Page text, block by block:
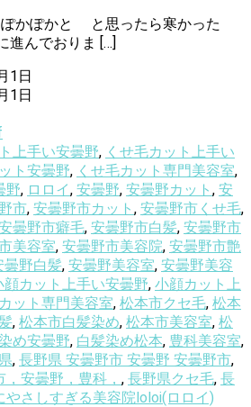
ぽかと と思ったら寒かった
んでおりま […]
1日
1日
上手い安曇野, くせ毛カット上手い
ト安曇野, くせ毛カット専門美容室,
野, ロロイ, 安曇野, 安曇野カット , 安
市, 安曇野市カット , 安曇野市くせ毛,
曇野市癖毛, 安曇野市白髪, 安曇野市
美容室, 安曇野市美容院, 安曇野市艶
曇野白髪, 安曇野美容室, 安曇野美容
顔カット上手い安曇野, 小顔カット上
ット専門美容室, 松本市クセ毛, 松本
, 松本市白髪染め, 松本市美容室, 松
め安曇野, 白髪染め松本, 豊科美容室,
, 長野県 安曇野市 安曇野 安曇野市,
安曇野，豊科， , 長野県クセ毛, 長
やさしすぎる美容院loloi(ロロイ)